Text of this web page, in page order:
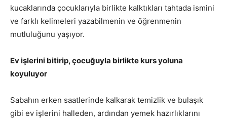
kucaklarında çocuklarıyla birlikte kalktıkları tahtada ismini
ve farklı kelimeleri yazabilmenin ve öğrenmenin
mutluluğunu yaşıyor.
Ev işlerini bitirip, çocuğuyla birlikte kurs yoluna
koyuluyor
Sabahın erken saatlerinde kalkarak temizlik ve bulaşık
gibi ev işlerini halleden, ardından yemek hazırlıklarını